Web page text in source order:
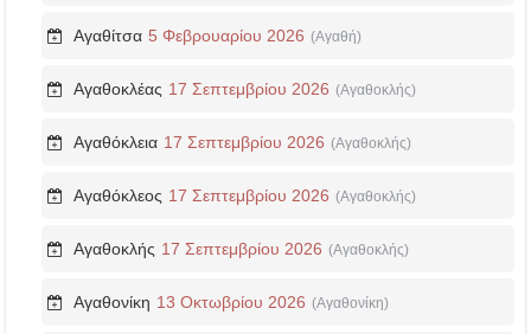
Αγαθίτσα 5 Φεβρουαρίου 2026 (Αγαθή)
Αγαθοκλέας 17 Σεπτεμβρίου 2026 (Αγαθοκλής)
Αγαθόκλεια 17 Σεπτεμβρίου 2026 (Αγαθοκλής)
Αγαθόκλεος 17 Σεπτεμβρίου 2026 (Αγαθοκλής)
Αγαθοκλής 17 Σεπτεμβρίου 2026 (Αγαθοκλής)
Αγαθονίκη 13 Οκτωβρίου 2026 (Αγαθονίκη)